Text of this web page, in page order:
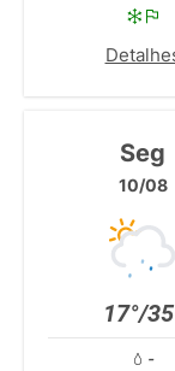
Seg
10/08
17°/
-